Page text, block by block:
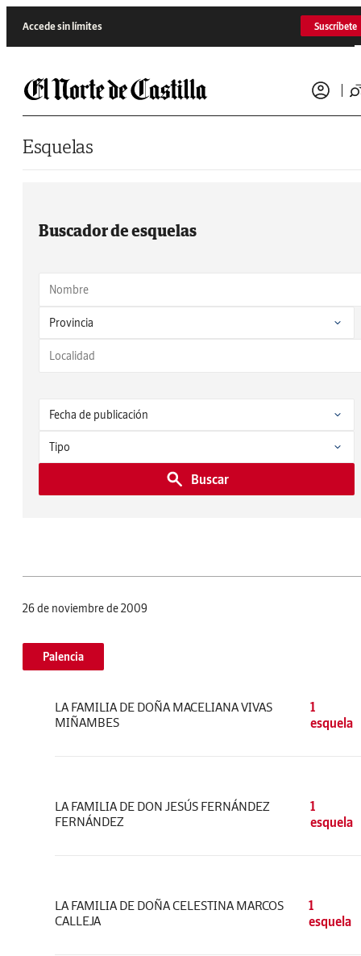
Accede sin límites Suscríbete
Esquelas
Buscador de esquelas
Buscar
26 de noviembre de 2009
Palencia
LA FAMILIA DE DOÑA MACELIANA VIVAS
MIÑAMBES
1
esquela
LA FAMILIA DE DON JESÚS FERNÁNDEZ
FERNÁNDEZ
1
esquela
LA FAMILIA DE DOÑA CELESTINA MARCOS
CALLEJA
1
esquela